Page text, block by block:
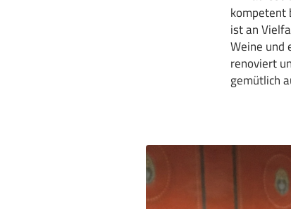
kompetent
ist an
Weine und
renoviert
gemütlich